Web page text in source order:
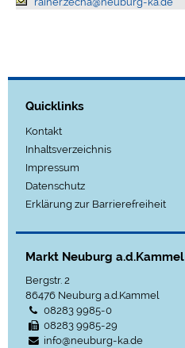
Quicklinks
Kontakt
Inhaltsverzeichnis
Impressum
Datenschutz
Erklärung zur Barrierefreiheit
Markt Neuburg a.d.Kammel
Bergstr. 2
86476 Neuburg a.d.Kammel
08283 9985-0
08283 9985-29
info@neuburg-ka.de